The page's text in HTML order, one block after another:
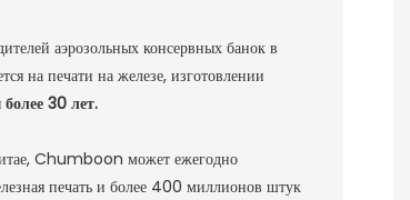
аэрозольных консервных банок в
на печати на железе, изготовлении
более 30 лет.
Chumboon может ежегодно
печать и более 400 миллионов штук